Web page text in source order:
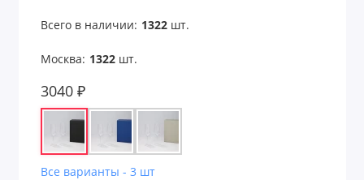
Всего в наличии: 1322шт.
Москва: 1322шт.
3040 ₽
Все варианты - 3 шт